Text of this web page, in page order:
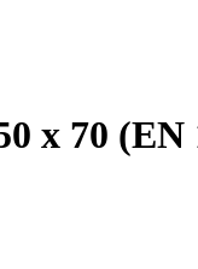
x 70 (EN